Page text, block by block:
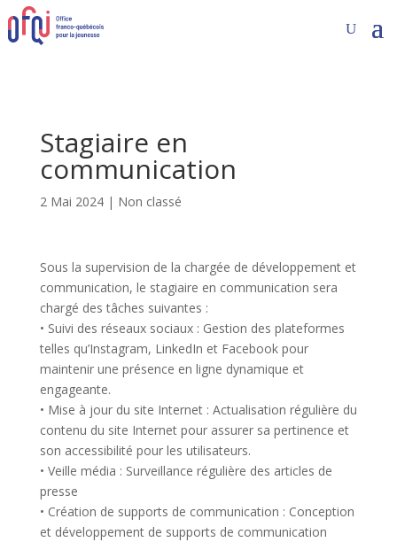
Stagiaire en
communication
2 Mai 2024| Non classé
Sous la supervision de la chargée de développement et
communication, le stagiaire en communication sera
chargé des tâches suivantes :
• Suivi des réseaux sociaux : Gestion des plateformes
telles qu’Instagram, LinkedIn et Facebook pour
maintenir une présence en ligne dynamique et
engageante.
• Mise à jour du site Internet : Actualisation régulière du
contenu du site Internet pour assurer sa pertinence et
son accessibilité pour les utilisateurs.
• Veille média : Surveillance régulière des articles de
presse
• Création de supports de communication : Conception
et développement de supports de communication